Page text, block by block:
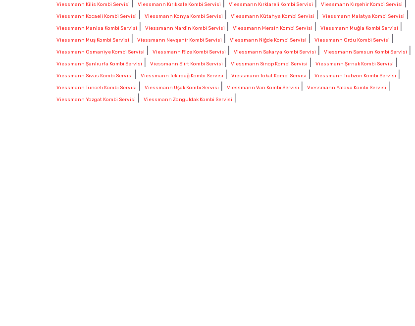
Viessmann Kilis Kombi Servisi Viessmann Kırıkkale Kombi Servisi Viessmann Kırklareli Kombi Servisi Viessmann Kırşehir Kombi Servisi
Viessmann Kocaeli Kombi Servisi Viessmann Konya Kombi Servisi Viessmann Kütahya Kombi Servisi Viessmann Malatya Kombi Servisi
Viessmann Manisa Kombi Servisi Viessmann Mardin Kombi Servisi Viessmann Mersin Kombi Servisi Viessmann Muğla Kombi Servisi
Viessmann Muş Kombi Servisi Viessmann Nevşehir Kombi Servisi Viessmann Niğde Kombi Servisi Viessmann Ordu Kombi Servisi
Viessmann Osmaniye Kombi Servisi Viessmann Rize Kombi Servisi Viessmann Sakarya Kombi Servisi Viessmann Samsun Kombi Servisi
Viessmann Şanlıurfa Kombi Servisi Viessmann Siirt Kombi Servisi Viessmann Sinop Kombi Servisi Viessmann Şırnak Kombi Servisi
Viessmann Sivas Kombi Servisi Viessmann Tekirdağ Kombi Servisi Viessmann Tokat Kombi Servisi Viessmann Trabzon Kombi Servisi
Viessmann Tunceli Kombi Servisi Viessmann Uşak Kombi Servisi Viessmann Van Kombi Servisi Viessmann Yalova Kombi Servisi
Viessmann Yozgat Kombi Servisi Viessmann Zonguldak Kombi Servisi